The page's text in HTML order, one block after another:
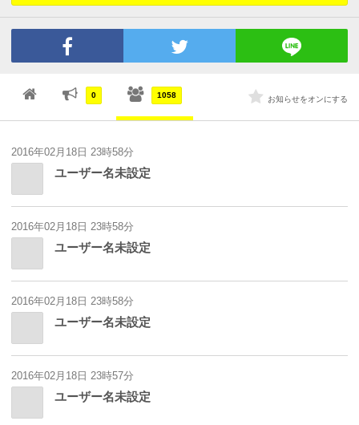
0 1058 お知らせをオンにする
2016年02月18日 23時58分
ユーザー名未設定
2016年02月18日 23時58分
ユーザー名未設定
2016年02月18日 23時58分
ユーザー名未設定
2016年02月18日 23時57分
ユーザー名未設定